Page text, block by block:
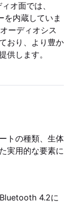
オ面では、
を内蔵していま
ーディオシス
おり、より豊か
供します。
トの種類、生体
実用的な要素に
4.2に